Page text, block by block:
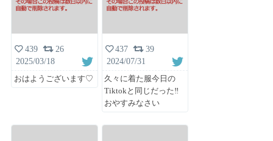
439
26
2025/03/18
おはようございます♡
437
39
2024/07/31
久々に着た服今日の
Tiktokと同じだった‼️
おやすみなさい